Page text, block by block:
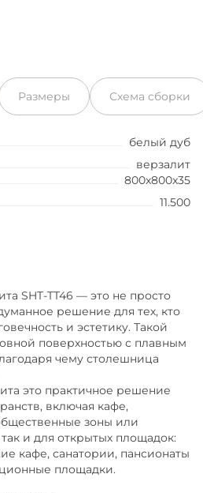
Размеры Схема сборки
белый дуб
верзалит
800x800x35
11.500
SHT-TT46 — это не просто
решение для тех, кто
и эстетику. Такой
поверхностью с плавным
чему столешница
это практичное решение
включая кафе,
зоны или
и для открытых площадок:
кафе, санатории, пансионаты
площадки.